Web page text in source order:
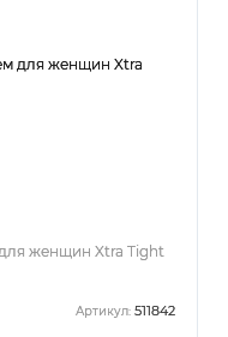
женщин Xtra Tight
Артикул: 511842